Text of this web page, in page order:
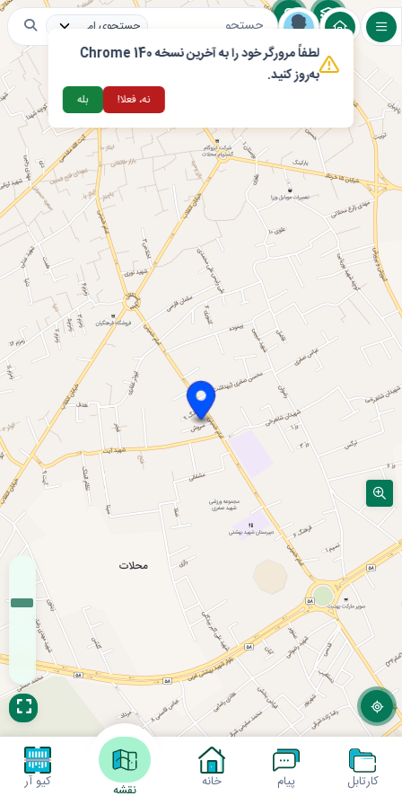
کارتابل پیام خانه نقشه کیو آر
لطفاً مرورگر خود را به آخرین نسخه Chrome 140
به‌روز کنید.
نه، فعلا! بله